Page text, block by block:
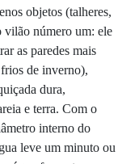
objetos (talheres,
vilão número um: ele
as paredes mais
de inverno),
dura,
e terra. Com o
interno do
leve um minuto ou